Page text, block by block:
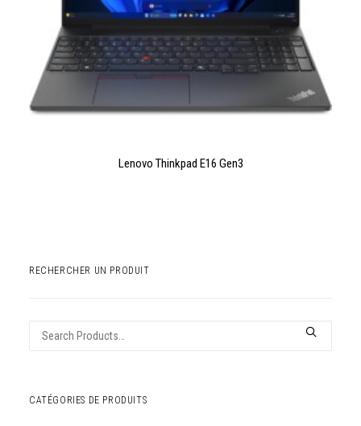
LIRE LA SUITE
Lenovo Thinkpad E16 Gen3
RECHERCHER UN PRODUIT
Recherche
CATÉGORIES DE PRODUITS